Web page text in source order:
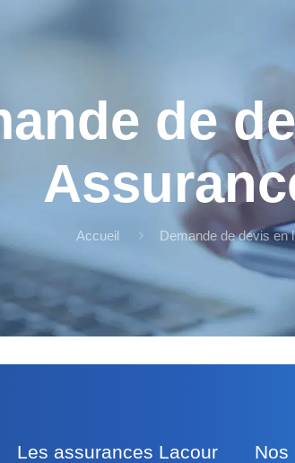
de
Accueil Demande de devis en
Les assurances Lacour
Nos